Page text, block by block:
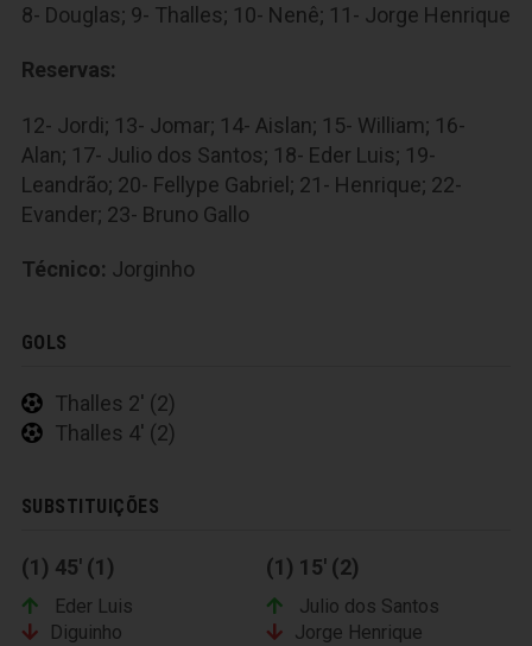
8- Douglas; 9- Thalles; 10- Nenê; 11- Jorge Henrique
Reservas:
12- Jordi; 13- Jomar; 14- Aislan; 15- William; 16-
Alan; 17- Julio dos Santos; 18- Eder Luis; 19-
Leandrão; 20- Fellype Gabriel; 21- Henrique; 22-
Evander; 23- Bruno Gallo
Técnico: Jorginho
GOLS
Thalles 2' (2)
Thalles 4' (2)
SUBSTITUIÇÕES
(1) 45' (1)
Eder Luis
Diguinho
(1) 15' (2)
Julio dos Santos
Jorge Henrique